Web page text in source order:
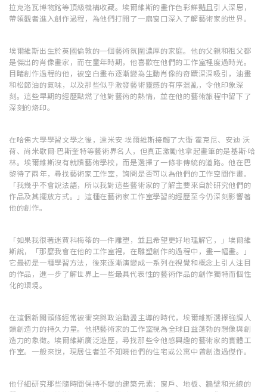
拉克洛瓦博物館等頂級機構收藏。埃爾維斯的畫作色彩鮮豔且引人深思，
帶領觀者進入創作過程，為他們打開了一扇窗口深入了解藝術家的世界。
埃爾維斯出生於英國倫敦的一個藝術氛圍濃厚的家庭。他的父親和祖父都
是傑出的肖像畫家，而在童年時期，他喜歡在他們的工作室裡度過時光。
目睹創作過程的他，被空白畫布逐漸變為生動肖像的奇蹟深深吸引，油畫
和松節油的氣味，以及那些似乎激發藝術靈感的有序混亂，令他印象深
刻。這些早期的經歷點燃了他對藝術的熱情，並在他的藝術旅程中留下了
深刻的烙印。
在哈佛大學學習文學之後，達米安·埃爾維斯接觸了大衛·霍克尼、安迪·沃
荷、尚米歇爾·巴斯奎特等藝術界名人，但真正激勵他拿起畫筆的是基斯·哈
林。埃爾維斯沒有就讀藝術學校，而是選擇了一條非傳統的道路。他在巴
黎待了兩年，尋找藝術家工作室，詢問是否可以為他們的工作空間作畫。
「我幾乎不會說法語，所以我對這些藝術家的了解主要來自於研究他們的
作品及其擺放方式。」這種在藝術家工作室學習的經歷至今仍深刻影響著
他的創作。
「如果我很著迷賈科梅蒂的一件雕塑，並且希望更好地理解它，」埃爾維
斯說，「那麼我會在他的工作室裡，在雕塑創作的過程中，畫一幅畫。」
它最初是一種學習方法，後來逐漸演變成一系列在視覺和概念上引人注目
的作品，進一步了解世界上一些最具代表性的藝術作品的創作獨特而個性
化的環境。
在這個新聞頭條經常被衝突與政治動盪主導的時代，埃爾維斯選擇強調人
類創造力的持久力量。他把藝術家的工作室視為全球日益蓬勃的想像與創
造力的象徵。埃爾維斯廣泛遊歷，尋找那些令他感興趣的藝術家的實體工
作室。一般來說，現居住者並不知曉他們的住宅或公寓中曾創造過傑作。
他仔細研究那些隨時間保持不變的建築元素：窗戶、地板、牆壁和光線的